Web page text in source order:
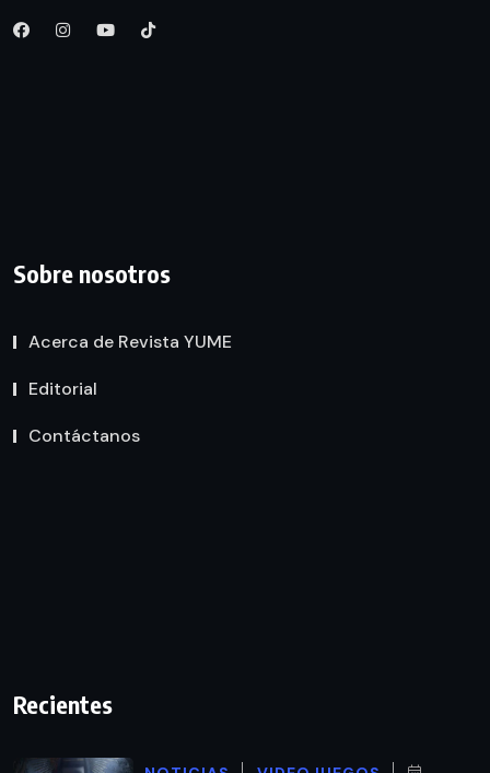
Sobre nosotros
Acerca de Revista YUME
Editorial
Contáctanos
Recientes